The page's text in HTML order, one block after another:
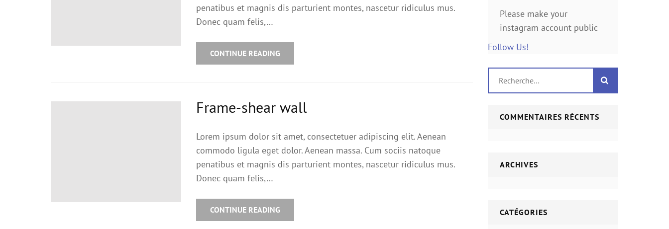
penatibus et magnis dis parturient montes, nascetur ridiculus mus.
Donec quam felis,…
CONTINUE READING
Frame-shear wall
Lorem ipsum dolor sit amet, consectetuer adipiscing elit. Aenean
commodo ligula eget dolor. Aenean massa. Cum sociis natoque
penatibus et magnis dis parturient montes, nascetur ridiculus mus.
Donec quam felis,…
CONTINUE READING
Please make your
instagram account public
Follow Us!
COMMENTAIRES RÉCENTS
ARCHIVES
CATÉGORIES